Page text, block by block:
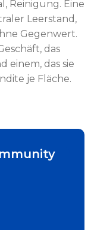
Reinigung. Eine
Leerstand,
Gegenwert.
das
einem, das sie
je Fläche.